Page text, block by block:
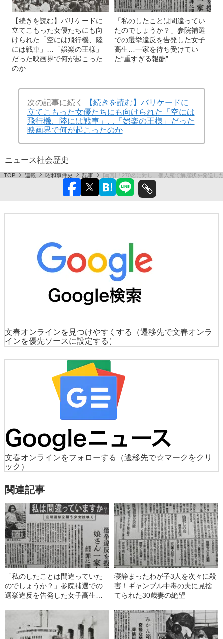
【続きを読む】バリケードに
立てこもった女優たちにも向
けられた「空には飛行機、陸
には戦車」…「娯楽の王様」
だった映画界で何が起こった
のか
「私のしたことは間違ってい
たのでしょうか？」参院補選
での選挙違反を告発した女子
高生…一家を待ち受けてい
た“重すぎる報酬”
次の記事に続く
【続きを読む】バリケードに
立てこもった女優たちにも向けられた「空には
飛行機、陸には戦車」…「娯楽の王様」だった
映画界で何が起こったのか
ニュース社会歴史
TOP 連載 昭和事件史 記事 [写真]「270名に対し、個人宛て解雇状を発送し
文春オンラインを見つけやすくする
（遷移先で文春オンラ
インを優先ソースに設定する）
文春オンラインをフォローする
（遷移先で☆マークをクリ
ック）
関連記事
「私のしたことは間違っていた
のでしょうか？」参院補選での
選挙違反を告発した女子高生…
寝静まったわが子3人を次々に殺
害！ギャンブル中毒の夫に見捨
てられた30歳妻の絶望